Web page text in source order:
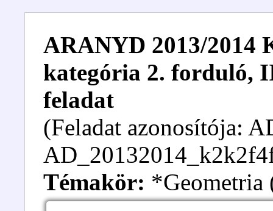
ARANYD 2013/2014
kategória 2. forduló,
feladat
(Feladat azonosítója:
Témakör: *Geometria